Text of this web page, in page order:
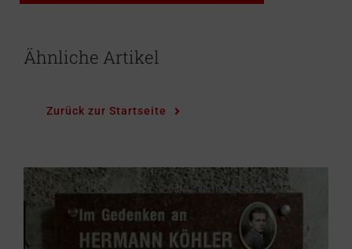
Ähnliche Artikel
Zurück zur Startseite